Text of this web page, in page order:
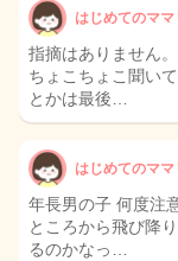
はじめてのママ
指摘はありません
ちょこちょこ聞い
とかは最後…
はじめてのママ
年長男の子 何度注
ところから飛び降
るのかなっ…